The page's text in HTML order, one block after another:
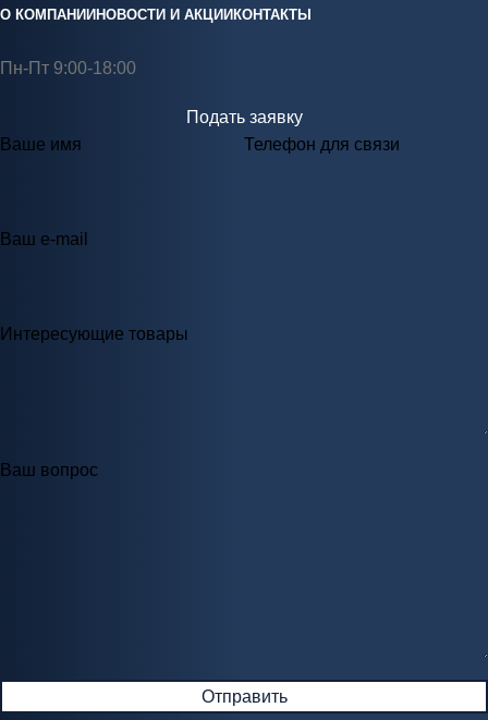
О КОМПАНИИ НОВОСТИ И АКЦИИ КОНТАКТЫ
Пн-Пт 9:00-18:00
Подать заявку
Ваше имя
Телефон для связи
Ваш e-mail
Интересующие товары
Ваш вопрос